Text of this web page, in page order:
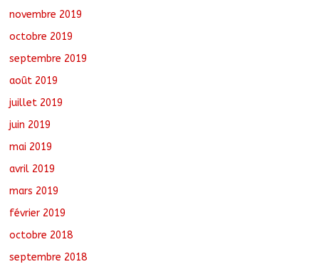
novembre 2019
octobre 2019
septembre 2019
août 2019
juillet 2019
juin 2019
mai 2019
avril 2019
mars 2019
février 2019
octobre 2018
septembre 2018